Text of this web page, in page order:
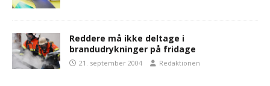
Reddere må ikke deltage i
brandudrykninger på fridage
21. september 2004 Redaktionen